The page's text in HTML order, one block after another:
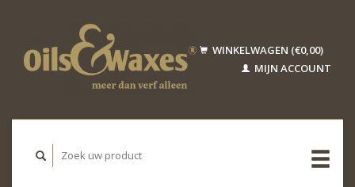
WINKELWAGEN (€0,00)
MIJN ACCOUNT